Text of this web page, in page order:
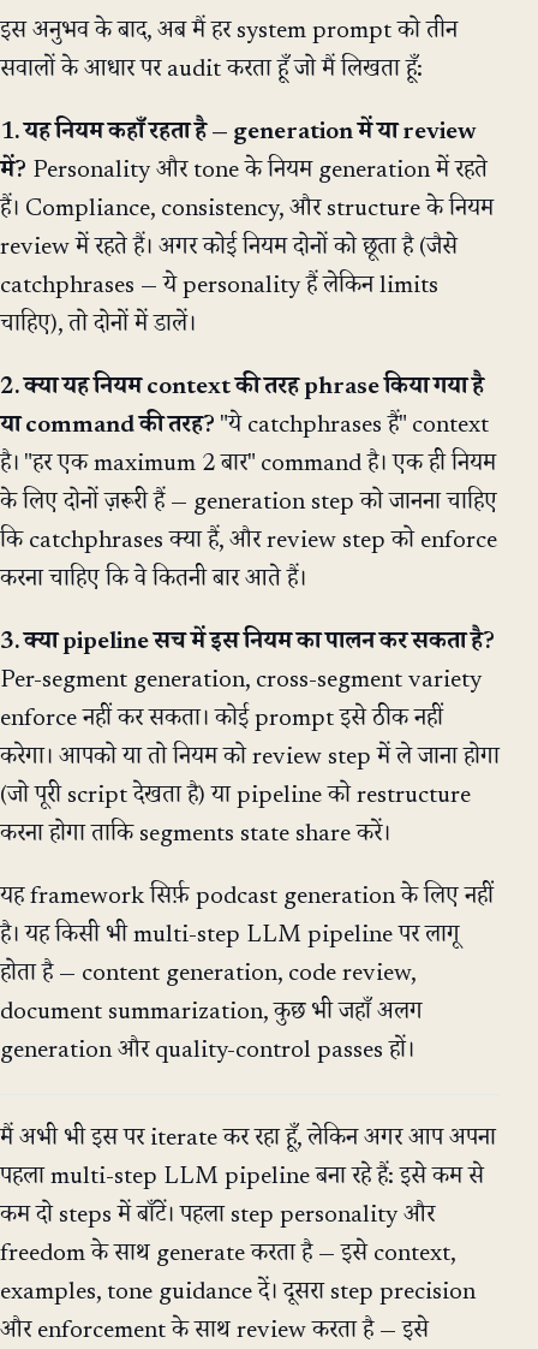
इस अनुभव के बाद, अब मैं हर system prompt को तीन
सवालों के आधार पर audit करता हूँ जो मैं लिखता हूँ:
1. यह नियम कहाँ रहता है — generation में या review
में? Personality और tone के नियम generation में रहते
हैं। Compliance, consistency, और structure के नियम
review में रहते हैं। अगर कोई नियम दोनों को छूता है (जैसे
catchphrases — ये personality हैं लेकिन limits
चाहिए), तो दोनों में डालें।
2. क्या यह नियम context की तरह phrase किया गया है
या command की तरह? "ये catchphrases हैं" context
है। "हर एक maximum 2 बार" command है। एक ही नियम
के लिए दोनों ज़रूरी हैं — generation step को जानना चाहिए
कि catchphrases क्या हैं, और review step को enforce
करना चाहिए कि वे कितनी बार आते हैं।
3. क्या pipeline सच में इस नियम का पालन कर सकता है?
Per-segment generation, cross-segment variety
enforce नहीं कर सकता। कोई prompt इसे ठीक नहीं
करेगा। आपको या तो नियम को review step में ले जाना होगा
(जो पूरी script देखता है) या pipeline को restructure
करना होगा ताकि segments state share करें।
यह framework सिर्फ़ podcast generation के लिए नहीं
है। यह किसी भी multi-step LLM pipeline पर लागू
होता है — content generation, code review,
document summarization, कुछ भी जहाँ अलग
generation और quality-control passes हों।
मैं अभी भी इस पर iterate कर रहा हूँ, लेकिन अगर आप अपना
पहला multi-step LLM pipeline बना रहे हैं: इसे कम से
कम दो steps में बाँटें। पहला step personality और
freedom के साथ generate करता है — इसे context,
examples, tone guidance दें। दूसरा step precision
और enforcement के साथ review करता है — इसे